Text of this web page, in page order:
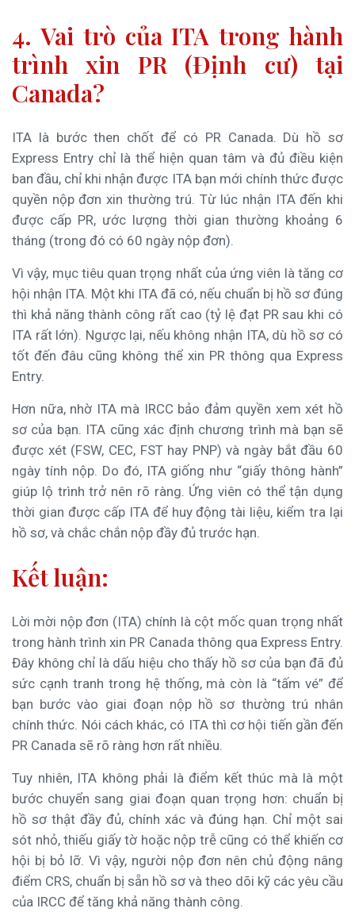
4. Vai trò của ITA trong hành
trình xin PR (Định cư) tại
Canada?
ITA là bước then chốt để có PR Canada. Dù hồ sơ
Express Entry chỉ là thể hiện quan tâm và đủ điều kiện
ban đầu, chỉ khi nhận được ITA bạn mới chính thức được
quyền nộp đơn xin thường trú. Từ lúc nhận ITA đến khi
được cấp PR, ước lượng thời gian thường khoảng 6
tháng (trong đó có 60 ngày nộp đơn).
Vì vậy, mục tiêu quan trọng nhất của ứng viên là tăng cơ
hội nhận ITA. Một khi ITA đã có, nếu chuẩn bị hồ sơ đúng
thì khả năng thành công rất cao (tỷ lệ đạt PR sau khi có
ITA rất lớn). Ngược lại, nếu không nhận ITA, dù hồ sơ có
tốt đến đâu cũng không thể xin PR thông qua Express
Entry.
Hơn nữa, nhờ ITA mà IRCC bảo đảm quyền xem xét hồ
sơ của bạn. ITA cũng xác định chương trình mà bạn sẽ
được xét (FSW, CEC, FST hay PNP) và ngày bắt đầu 60
ngày tính nộp. Do đó, ITA giống như “giấy thông hành”
giúp lộ trình trở nên rõ ràng. Ứng viên có thể tận dụng
thời gian được cấp ITA để huy động tài liệu, kiểm tra lại
hồ sơ, và chắc chắn nộp đầy đủ trước hạn.
Kết luận:
Lời mời nộp đơn (ITA) chính là cột mốc quan trọng nhất
trong hành trình xin PR Canada thông qua Express Entry.
Đây không chỉ là dấu hiệu cho thấy hồ sơ của bạn đã đủ
sức cạnh tranh trong hệ thống, mà còn là “tấm vé” để
bạn bước vào giai đoạn nộp hồ sơ thường trú nhân
chính thức. Nói cách khác, có ITA thì cơ hội tiến gần đến
PR Canada sẽ rõ ràng hơn rất nhiều.
Tuy nhiên, ITA không phải là điểm kết thúc mà là một
bước chuyển sang giai đoạn quan trọng hơn: chuẩn bị
hồ sơ thật đầy đủ, chính xác và đúng hạn. Chỉ một sai
sót nhỏ, thiếu giấy tờ hoặc nộp trễ cũng có thể khiến cơ
hội bị bỏ lỡ. Vì vậy, người nộp đơn nên chủ động nâng
điểm CRS, chuẩn bị sẵn hồ sơ và theo dõi kỹ các yêu cầu
của IRCC để tăng khả năng thành công.